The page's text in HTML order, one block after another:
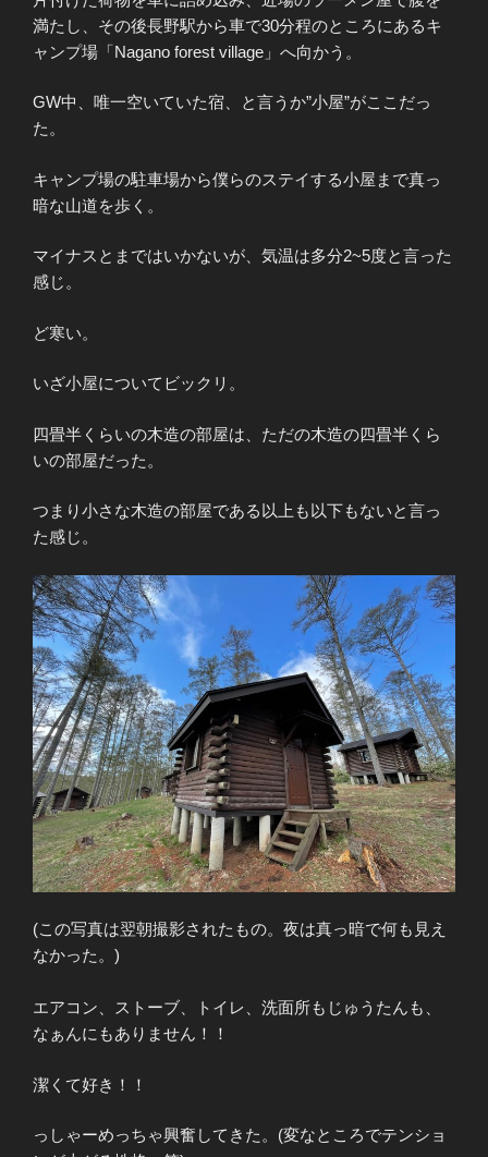
満たし、その後長野駅から車で30分程のところにあるキ
ャンプ場「Nagano forest village」へ向かう。
GW中、唯一空いていた宿、と言うか”小屋”がここだっ
た。
キャンプ場の駐車場から僕らのステイする小屋まで真っ
暗な山道を歩く。
マイナスとまではいかないが、気温は多分2~5度と言った
感じ。
ど寒い。
いざ小屋についてビックリ。
四畳半くらいの木造の部屋は、ただの木造の四畳半くら
いの部屋だった。
つまり小さな木造の部屋である以上も以下もないと言っ
た感じ。
(この写真は翌朝撮影されたもの。夜は真っ暗で何も見え
なかった。)
エアコン、ストーブ、トイレ、洗面所もじゅうたんも、
なぁんにもありません！！
潔くて好き！！
っしゃーめっちゃ興奮してきた。(変なところでテンショ